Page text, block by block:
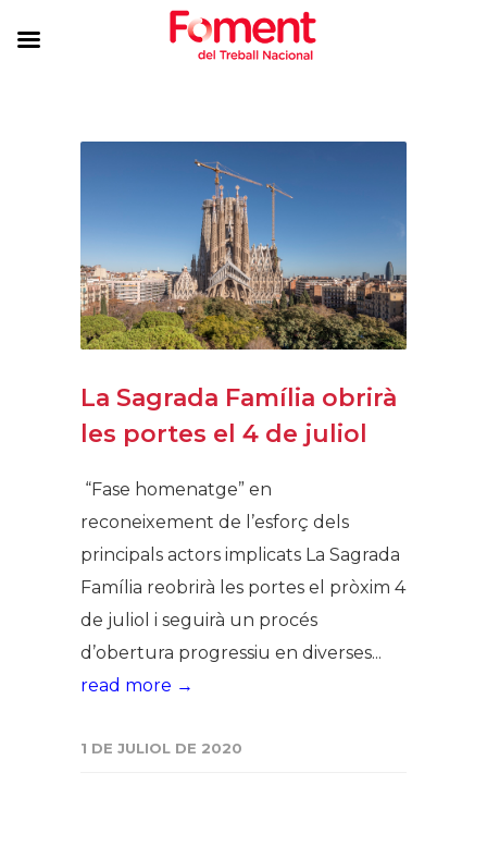
La Sagrada Família obrirà
les portes el 4 de juliol
“Fase homenatge” en
reconeixement de l’esforç dels
principals actors implicats La Sagrada
Família reobrirà les portes el pròxim 4
de juliol i seguirà un procés
d’obertura progressiu en diverses...
read more →
1 DE JULIOL DE 2020